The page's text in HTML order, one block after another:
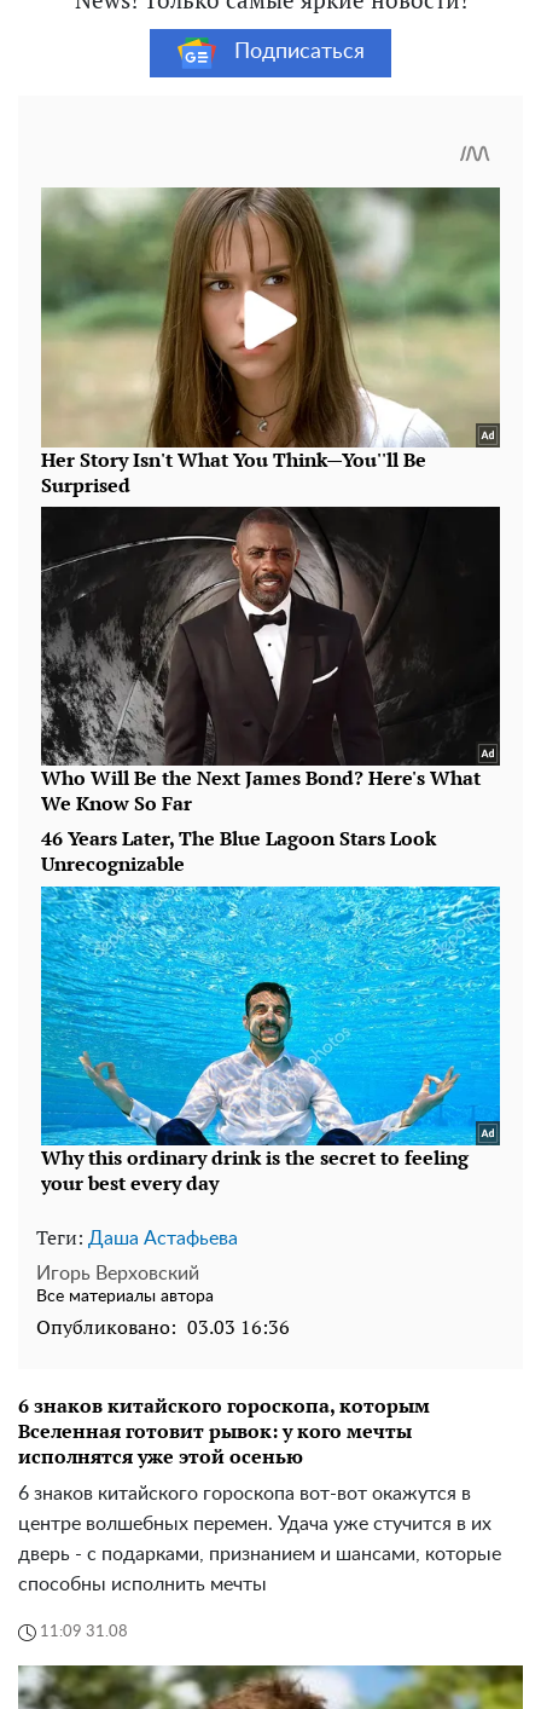
Подписаться
Теги: Даша Астафьева
Игорь Верховский
Все материалы автора
Опубликовано: 03.03 16:36
6 знаков китайского гороскопа, которым
Вселенная готовит рывок: у кого мечты
исполнятся уже этой осенью
6 знаков китайского гороскопа вот-вот окажутся в
центре волшебных перемен. Удача уже стучится в их
дверь - с подарками, признанием и шансами, которые
способны исполнить мечты
11:09 31.08